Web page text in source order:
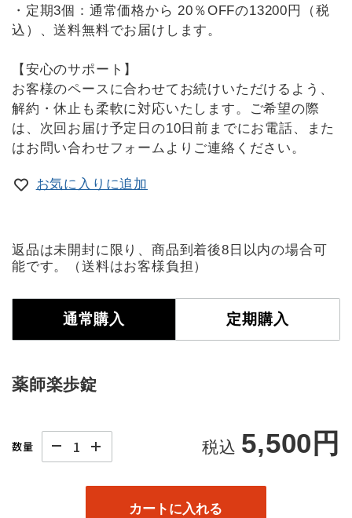
・定期3個：通常価格から 20％OFFの13200円（税
込）、送料無料でお届けします。
【安心のサポート】
お客様のペースに合わせてお続けいただけるよう、
解約・休止も柔軟に対応いたします。ご希望の際
は、次回お届け予定日の10日前までにお電話、また
はお問い合わせフォームよりご連絡ください。
お気に入りに追加
返品は未開封に限り、商品到着後8日以内の場合可
能です。（送料はお客様負担）
通常購入 定期購入
薬師楽歩錠
税込 5,500円
数量
カートに入れる